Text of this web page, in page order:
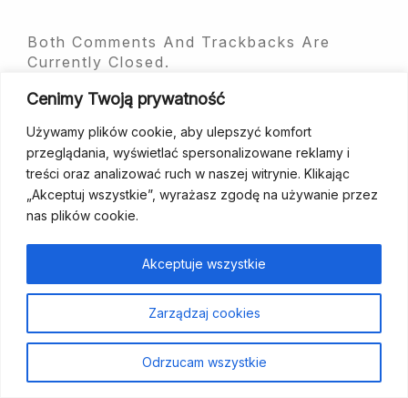
Cenimy Twoją prywatność
Używamy plików cookie, aby ulepszyć komfort
przeglądania, wyświetlać spersonalizowane reklamy i
treści oraz analizować ruch w naszej witrynie. Klikając
„Akceptuj wszystkie”, wyrażasz zgodę na używanie przez
nas plików cookie.
Zarządzaj cookies
Odrzucam wszystkie
Akceptuje wszystkie
Both Comments And Trackbacks Are
Currently Closed.
fundacja@wcp.org.pl +48 534 464 455
Szukam
wsparcia
Poradniki
Dla